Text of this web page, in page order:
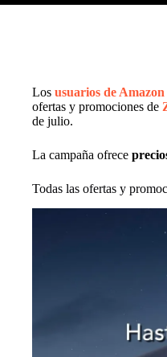
Los usuarios de
ofertas y promociones de
de julio.
La campaña ofrece
Todas las ofertas y